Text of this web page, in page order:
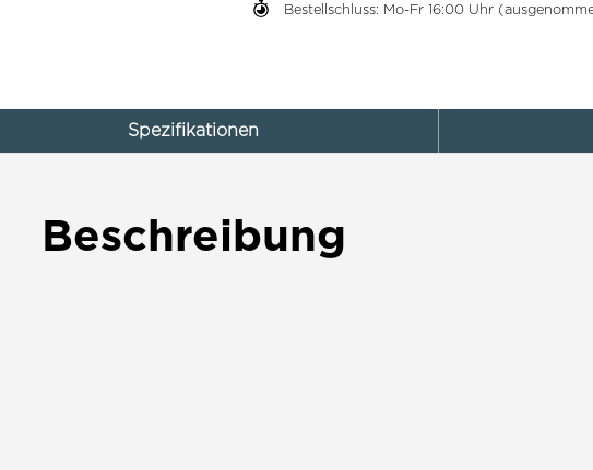
Bestellschluss: Mo-Fr 16:00 Uhr
Spezifikationen
Beschreibung